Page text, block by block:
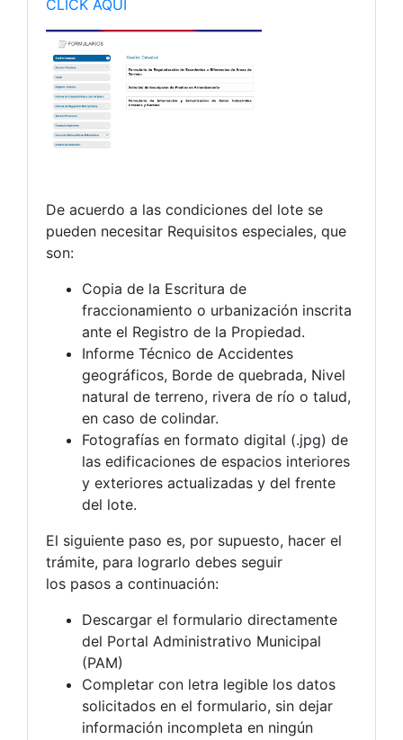
CLICK AQUÍ
De acuerdo a las condiciones del lote se
pueden necesitar Requisitos especiales, que
son:
Copia de la Escritura de
fraccionamiento o urbanización inscrita
ante el Registro de la Propiedad.
Informe Técnico de Accidentes
geográficos, Borde de quebrada, Nivel
natural de terreno, rivera de río o talud,
en caso de colindar.
Fotografías en formato digital (.jpg) de
las edificaciones de espacios interiores
y exteriores actualizadas y del frente
del lote.
El siguiente paso es, por supuesto, hacer el
trámite, para lograrlo debes seguir
los pasos a continuación:
Descargar el formulario directamente
del Portal Administrativo Municipal
(PAM)
Completar con letra legible los datos
solicitados en el formulario, sin dejar
información incompleta en ningún